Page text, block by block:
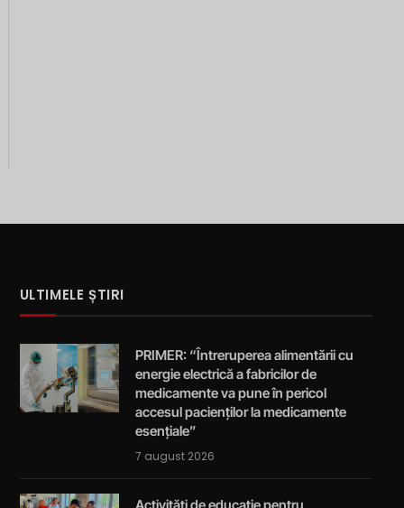
ULTIMELE ȘTIRI
PRIMER: “Întreruperea alimentării cu
energie electrică a fabricilor de
medicamente va pune în pericol
accesul pacienților la medicamente
esențiale”
7 august 2026